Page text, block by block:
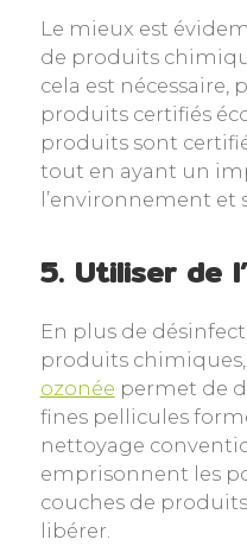
Le mieux est
de produits
cela est nécessaire,
produits certifiés
produits sont
tout en ayant un
l’environnement et
5. Utiliser de
En plus de
produits chimiques,
ozonée permet de
fines pellicules
nettoyage
emprisonnent les
couches de
libérer.